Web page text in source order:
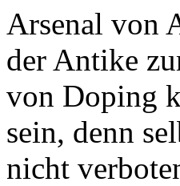
Arsenal von
der Antike
von Doping
sein, denn
nicht